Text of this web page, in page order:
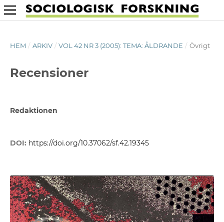
HEM / ARKIV / VOL 42 NR 3 (2005): TEMA: ÅLDRANDE / Övrigt
Recensioner
Redaktionen
DOI: https://doi.org/10.37062/sf.42.19345